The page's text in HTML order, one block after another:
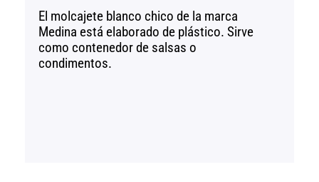
El molcajete blanco chico de la marca
Medina está elaborado de plástico. Sirve
como contenedor de salsas o
condimentos.